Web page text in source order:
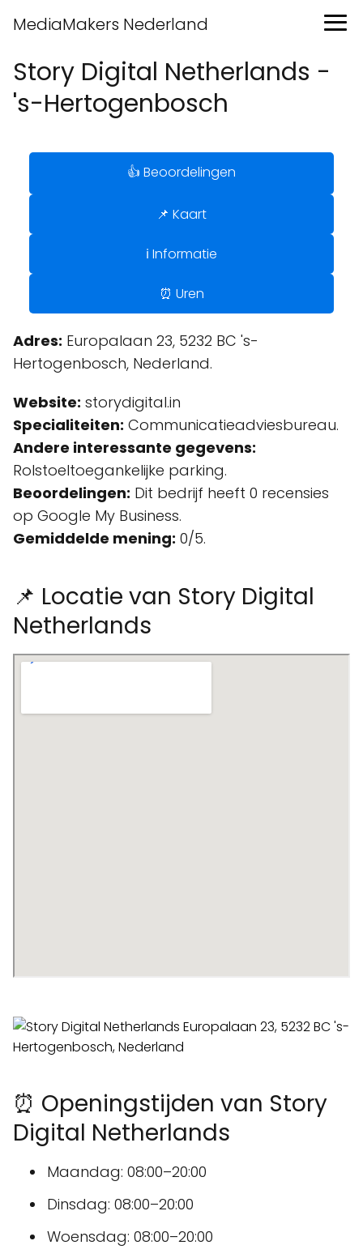
MediaMakers Nederland
Story Digital Netherlands -
's-Hertogenbosch
👍 Beoordelingen
📌 Kaart
ℹ️ Informatie
⏰ Uren
Adres: Europalaan 23, 5232 BC 's-
Hertogenbosch, Nederland.
Website: storydigital.in
Specialiteiten: Communicatieadviesbureau.
Andere interessante gegevens:
Rolstoeltoegankelijke parking.
Beoordelingen: Dit bedrijf heeft 0 recensies
op Google My Business.
Gemiddelde mening: 0/5.
📌 Locatie van Story Digital
Netherlands
⏰ Openingstijden van Story
Digital Netherlands
Maandag: 08:00–20:00
Dinsdag: 08:00–20:00
Woensdag: 08:00–20:00